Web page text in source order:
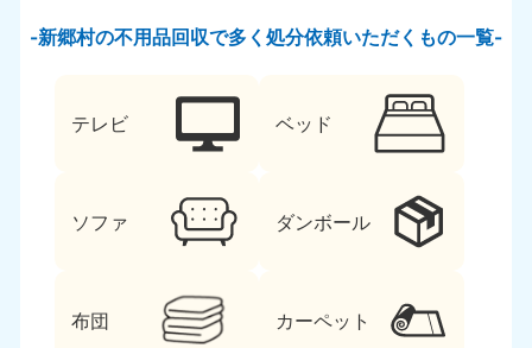
新郷村の不用品回収で多く処分依頼いただくもの一覧
テレビ ベッド
ソファ ダンボール
布団 カーペット